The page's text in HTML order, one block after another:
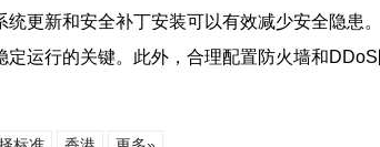
更新和安全补丁安装可以有效减少安全隐
运行的关键。此外，合理配置防火墙和